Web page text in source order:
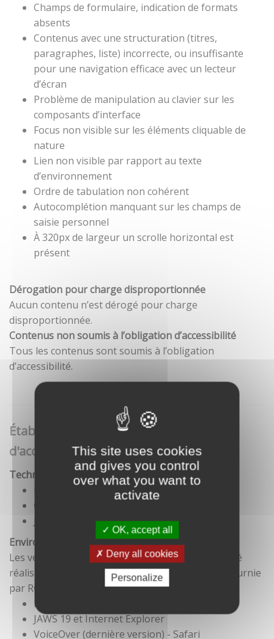
This site uses cookies
and gives you control
over what you want to
activate
OK, accept all
Deny all cookies
Personalize
Champs de formulaire, indication de formats
absents
Contenus avec une structuration (titres,
paragraphes, liste) incorrecte, ou insuffisante
pour une navigation efficace avec un lecteur
d’écran
Problème de manipulation au clavier sur les
composants d’interface
Focus non visible sur les éléments cliquable de
nature
Lien non visible par rapport au texte
d’environnement
Ordre de tabulation non cohérent
Autocomplétion manquant sur les champs de
saisie personnel
À 320px de largeur un scrolle horizontal est
présent
Dérogation pour charge disproportionnée
Aucun contenu n’est dérogé pour charge
disproportionnée.
Contenus non soumis à l’obligation d’accessibilité
Tous les contenus sont soumis à l’obligation
d’accessibilité.
Établissement de cette déclaration
d'accessibilité
Technologies utilisées pour la réalisation du site
CSS
Environnement de test
Les vérifications de restitution de contenus ont été
réalisées conformément à la base de référence fournie
par RGAA 3.
Firefox et NVDA
JAWS 19 et Internet Explorer
VoiceOver (dernière version) - Safari